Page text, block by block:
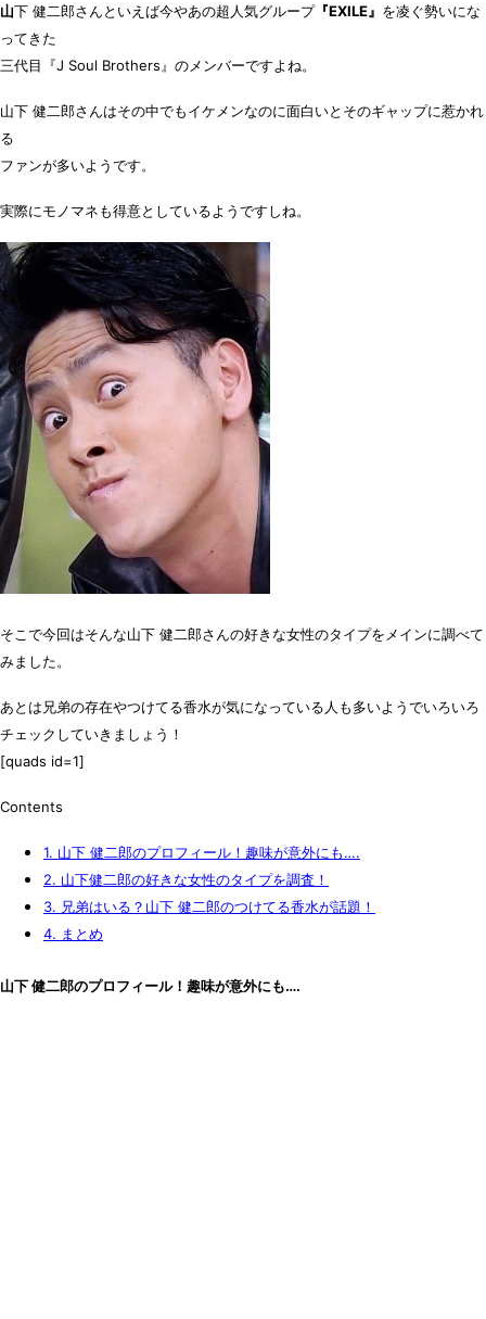
山下 健二郎さんといえば今やあの超人気グループ『EXILE』 を凌ぐ勢いにな
ってきた
三代目『J Soul Brothers』のメンバーですよね。
山下 健二郎さんはその中でもイケメンなのに面白いとそのギャップに惹かれ
る
ファンが多いようです。
実際にモノマネも得意としているようですしね。
そこで今回はそんな山下 健二郎さんの好きな女性のタイプをメインに調べて
みました。
あとは兄弟の存在やつけてる香水が気になっている人も多いようでいろいろ
チェックしていきましょう！
[quads id=1]
Contents
1. 山下 健二郎のプロフィール！趣味が意外にも….
2. 山下健二郎の好きな女性のタイプを調査！
3. 兄弟はいる？山下 健二郎のつけてる香水が話題！
4. まとめ
山下 健二郎のプロフィール！趣味が意外にも….